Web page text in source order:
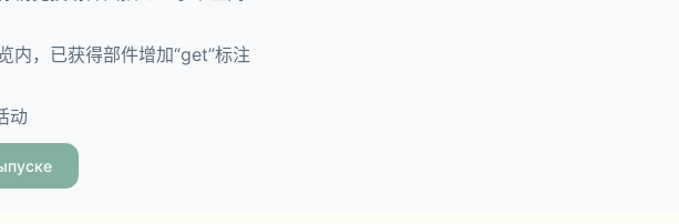
成手游《暖暖环游世界》，2015开启全新旅程！中日双语配音全球首发，千套美装更
由猎豹移动全平台独家代理的首款经典换装养成手游。曾获得日本区付费全榜第一，
、免费双榜第一的辉煌成绩！
内，已获得部件增加“get”标注
动